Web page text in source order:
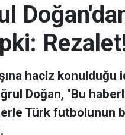
haciz
Doğan, "Bu
Türk futbolunun